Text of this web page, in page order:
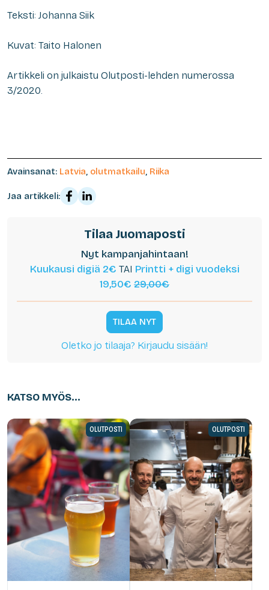
Teksti: Johanna Siik
Kuvat: Taito Halonen
Artikkeli on julkaistu Olutposti-lehden numerossa
3/2020.
Avainsanat: Latvia, olutmatkailu, Riika
Jaa artikkeli:
Tilaa Juomaposti
Nyt kampanjahintaan!
Kuukausi digiä 2€ TAI Printti + digi vuodeksi
19,50€ 29,00€
TILAA NYT
Oletko jo tilaaja? Kirjaudu sisään!
KATSO MYÖS...
OLUTPOSTI OLUTPOSTI